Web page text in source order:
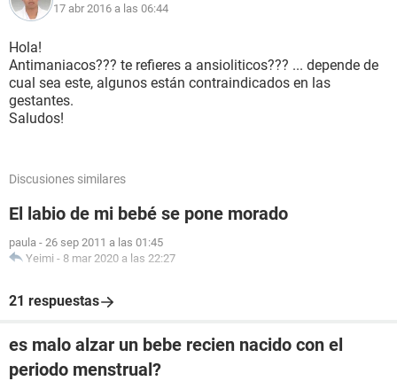
17 abr 2016 a las 06:44
Hola!
Antimaniacos??? te refieres a ansioliticos??? ... depende de
cual sea este, algunos están contraindicados en las
gestantes.
Saludos!
Discusiones similares
El labio de mi bebé se pone morado
paula - 26 sep 2011 a las 01:45
Yeimi - 8 mar 2020 a las 22:27
21 respuestas
es malo alzar un bebe recien nacido con el
periodo menstrual?